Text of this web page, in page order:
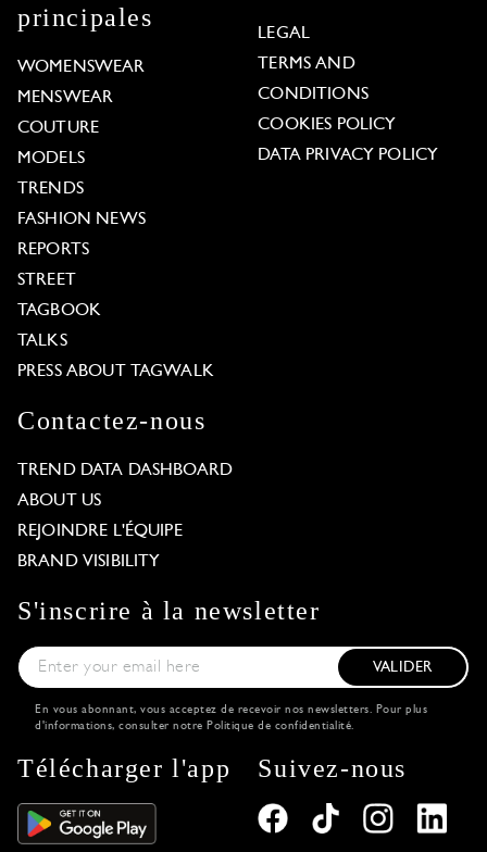
principales
WOMENSWEAR
MENSWEAR
COUTURE
MODELS
TRENDS
FASHION NEWS
REPORTS
STREET
TAGBOOK
TALKS
PRESS ABOUT TAGWALK
LEGAL
TERMS AND
CONDITIONS
COOKIES POLICY
DATA PRIVACY POLICY
Contactez-nous
TREND DATA DASHBOARD
ABOUT US
REJOINDRE L'ÉQUIPE
BRAND VISIBILITY
S'inscrire à la newsletter
VALIDER
En vous abonnant, vous acceptez de recevoir nos newsletters. Pour plus
d'informations, consulter notre Politique de confidentialité.
Télécharger l'app Suivez-nous